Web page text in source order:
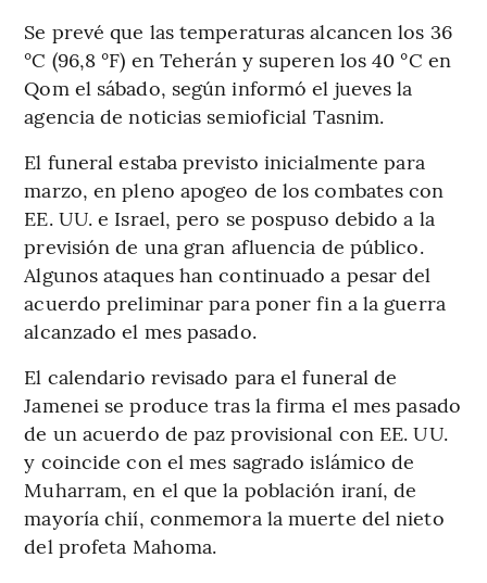
Se prevé que las temperaturas alcancen los 36
°C (96,8 °F) en Teherán y superen los 40 °C en
Qom el sábado, según informó el jueves la
agencia de noticias semioficial Tasnim.
El funeral estaba previsto inicialmente para
marzo, en pleno apogeo de los combates con
EE. UU. e Israel, pero se pospuso debido a la
previsión de una gran afluencia de público.
Algunos ataques han continuado a pesar del
acuerdo preliminar para poner fin a la guerra
alcanzado el mes pasado.
El calendario revisado para el funeral de
Jamenei se produce tras la firma el mes pasado
de un acuerdo de paz provisional con EE. UU.
y coincide con el mes sagrado islámico de
Muharram, en el que la población iraní, de
mayoría chií, conmemora la muerte del nieto
del profeta Mahoma.